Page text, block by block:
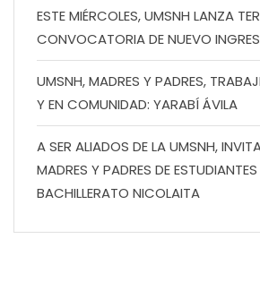
ESTE MIÉRCOLES, UMSNH LANZA
CONVOCATORIA DE NUEVO
UMSNH, MADRES Y PADRES,
Y EN COMUNIDAD: YARABÍ ÁVILA
A SER ALIADOS DE LA UMSNH,
MADRES Y PADRES DE ESTUDIANTES
BACHILLERATO NICOLAITA